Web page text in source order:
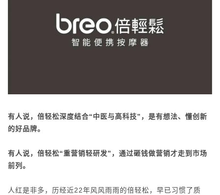
有人说，倍轻松深度结合“中医与高科技”，是有想法、懂创新
的好品牌。
有人说，倍轻松“重营销轻研发”，通过砸钱做营销才走到市场
前列。
人红是非多，历经近22年风风雨雨的倍轻松，早已习惯了质